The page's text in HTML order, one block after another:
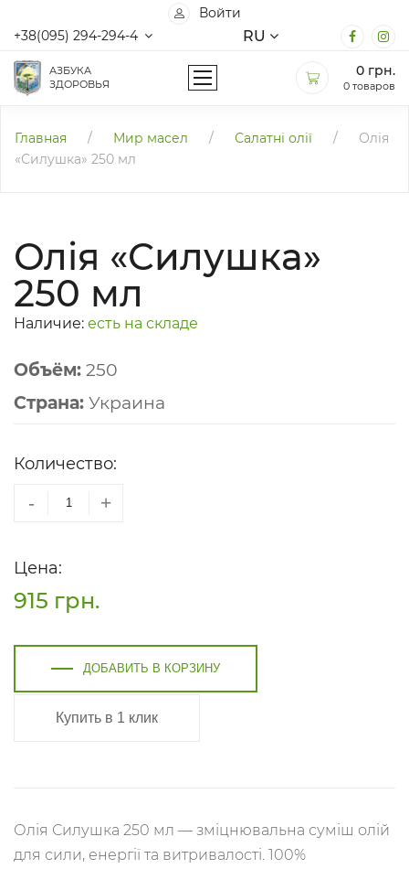
Войти
+38(095) 294-294-4
RU
АЗБУКА
ЗДОРОВЬЯ
0 грн.
0 товаров
Главная / Мир масел / Салатні олії /
Олія
«Силушка» 250 мл
Олія «Силушка»
250 мл
Наличие: есть на складе
Объём: 250
Страна: Украина
Количество:
- +
Цена:
915 грн.
ДОБАВИТЬ В КОРЗИНУ
Купить в 1 клик
Олія Силушка 250 мл — зміцнювальна суміш олій
для сили, енергії та витривалості. 100%